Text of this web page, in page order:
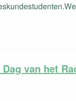
van het